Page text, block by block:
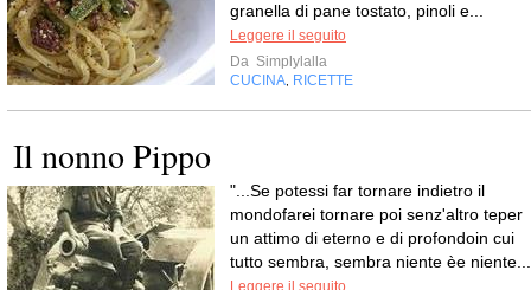
granella di pane tostato, pinoli e...
Leggere il seguito
Da Simplylalla
CUCINA RICETTE
Il nonno Pippo
"...Se potessi far tornare indietro il
mondofarei tornare poi senz'altro teper
un attimo di eterno e di profondoin cui
tutto sembra, sembra niente èe niente...
Leggere il seguito